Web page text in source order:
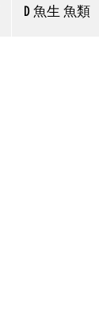
D 魚生 魚類